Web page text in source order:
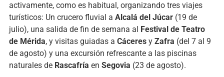
activamente, como es habitual, organizando tres viajes
turísticos: Un crucero fluvial a Alcalá del Júcar(19 de
julio), una salida de fin de semana al
Festival de Teatro
de Mérida, y visitas guiadas a Cáceresy Zafra (del 7 al 9
de agosto) y una excursión refrescante a las piscinas
naturales de Rascafría en Segovia (23 de agosto).